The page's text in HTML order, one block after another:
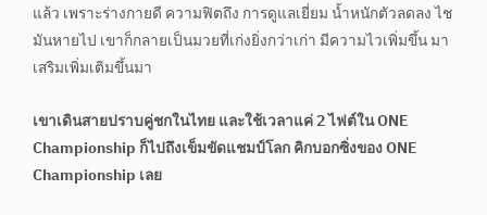
แล้ว เพราะร่างกายดี ความฟิตถึง การดูแลเยี่ยม น้ำหนักตัวลดลง ไช
มันหายไป เขาก็กลายเป็นมวยที่เก่งยิ่งกว่าเก่า มีความไวเพิ่มขึ้น มา
เสริมเพิ่มเติมขึ้นมา
เขาเดินสายปราบคู่ชกในไทย และใช้เวลาแค่ 2 ไฟต์ใน ONE
Championship ก็ไปถึงเข็มขัดแชมป์โลก คิกบอกซิ่งของ ONE
Championship เลย